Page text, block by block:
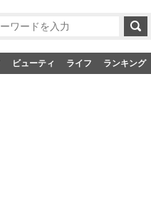
ビューティ ライフ ランキング